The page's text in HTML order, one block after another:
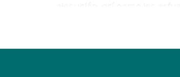
ejecución, así como los
dada la naturaleza de la